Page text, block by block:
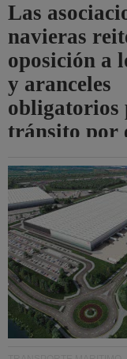
Las
navieras
oposición a
y aranceles
obligatorios
tránsito por